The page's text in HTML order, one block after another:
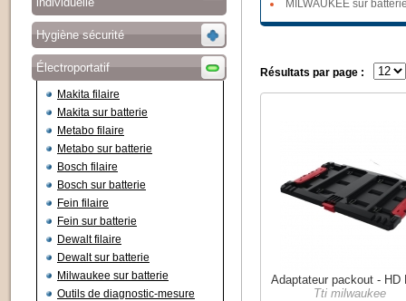
Hygiène sécurité
Électroportatif
Makita filaire
Makita sur batterie
Metabo filaire
Metabo sur batterie
Bosch filaire
Bosch sur batterie
Fein filaire
Fein sur batterie
Dewalt filaire
Dewalt sur batterie
Milwaukee sur batterie
Outils de diagnostic-mesure
MILWAUKEE sur
Résultats par page :
Adaptateur packout - HD
Tti milwaukee